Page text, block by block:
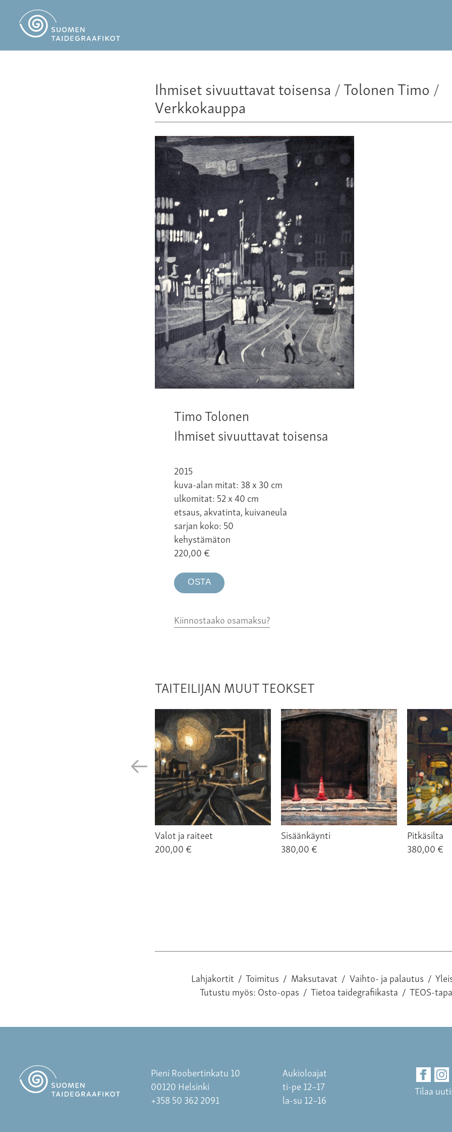
Ihmiset sivuuttavat toisensa /Tolonen Timo /
Verkkokauppa
Timo Tolonen
Ihmiset sivuuttavat toisensa
2015
kuva-alan mitat: 38 x 30 cm
ulkomitat: 52 x 40 cm
etsaus, akvatinta, kuivaneula
sarjan koko: 50
kehystämäton
220,00€
OSTA
Kiinnostaako osamaksu?
TAITEILIJAN MUUT TEOKSET
Valot ja raiteet
200,00 €
Sisäänkäynti
380,00 €
Pitkäsilta
380,00 €
Lahjakortit / Toimitus / Maksutavat / Vaihto- ja palautus /
Tutustu myös:Osto-opas / Tietoa taidegrafiikasta / TEOS-
Pieni Roobertinkatu 10
00120 Helsinki
+358 50 362 2091
Aukioloajat
ti-pe 12–17
la-su 12–16
Tilaa